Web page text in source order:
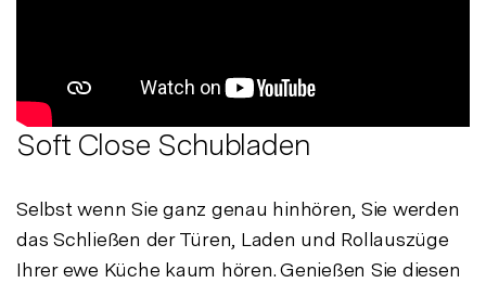
Soft Close Schubladen
Selbst wenn Sie ganz genau hinhören, Sie werden
das Schließen der Türen, Laden und Rollauszüge
Ihrer ewe Küche kaum hören. Genießen Sie diesen